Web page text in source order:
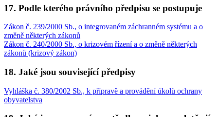
17. Podle kterého právního předpisu se postupuje
Zákon č. 239/2000 Sb., o integrovaném záchranném systému a o
změně některých zákonů
Zákon č. 240/2000 Sb., o krizovém řízení a o změně některých
zákonů (krizový zákon)
18. Jaké jsou související předpisy
Vyhláška č. 380/2002 Sb., k přípravě a provádění úkolů ochrany
obyvatelstva